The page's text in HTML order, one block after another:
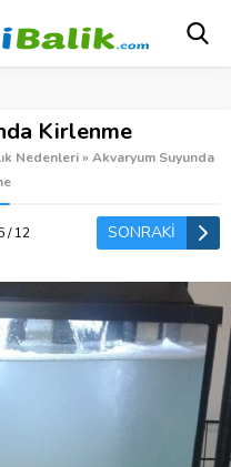
Kirlenme
Nedenleri» Akvaryum Suyunda
/ 12 SONRAKİ